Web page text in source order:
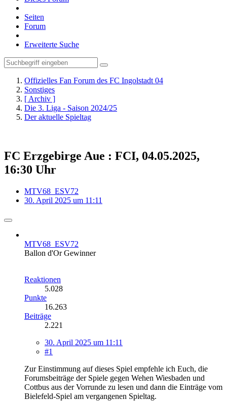
Seiten
Forum
Erweiterte Suche
Offizielles Fan Forum des FC Ingolstadt 04
Sonstiges
[ Archiv ]
Die 3. Liga - Saison 2024/25
Der aktuelle Spieltag
FC Erzgebirge Aue : FCI, 04.05.2025,
16:30 Uhr
MTV68_ESV72
30. April 2025 um 11:11
MTV68_ESV72
Ballon d'Or Gewinner
Reaktionen
5.028
Punkte
16.263
Beiträge
2.221
30. April 2025 um 11:11
#1
Zur Einstimmung auf dieses Spiel empfehle ich Euch, die
Forumsbeiträge der Spiele gegen Wehen Wiesbaden und
Cottbus aus der Vorrunde zu lesen und dann die Einträge vom
Bielefeld-Spiel am vergangenen Spieltag.